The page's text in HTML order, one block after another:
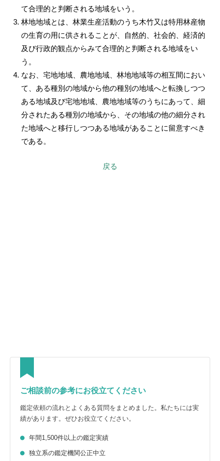
て合理的と判断される地域をいう。
林地地域とは、林業生産活動のうち木竹又は特用林産物
の生育の用に供されることが、自然的、社会的、経済的
及び行政的観点からみて合理的と判断される地域をい
う。
なお、宅地地域、農地地域、林地地域等の相互間におい
て、ある種別の地域から他の種別の地域へと転換しつつ
ある地域及び宅地地域、農地地域等のうちにあって、細
分されたある種別の地域から、その地域の他の細分され
た地域へと移行しつつある地域があることに留意すべき
である。
戻る
ご相談前の参考にお役立てください
鑑定依頼の流れとよくある質問をまとめました。私たちには実
績があります。ぜひお役立てください。
年間1,500件以上の鑑定実績
独立系の鑑定機関公正中立